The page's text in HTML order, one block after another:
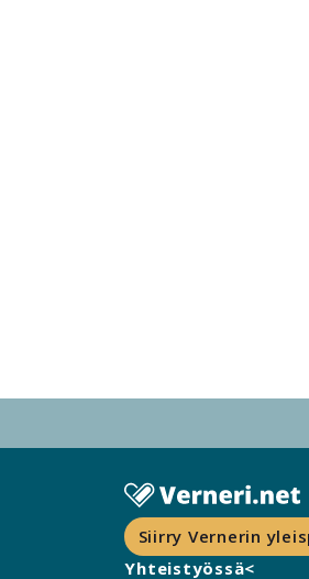
Siirry Vernerin
Yhteistyössä<